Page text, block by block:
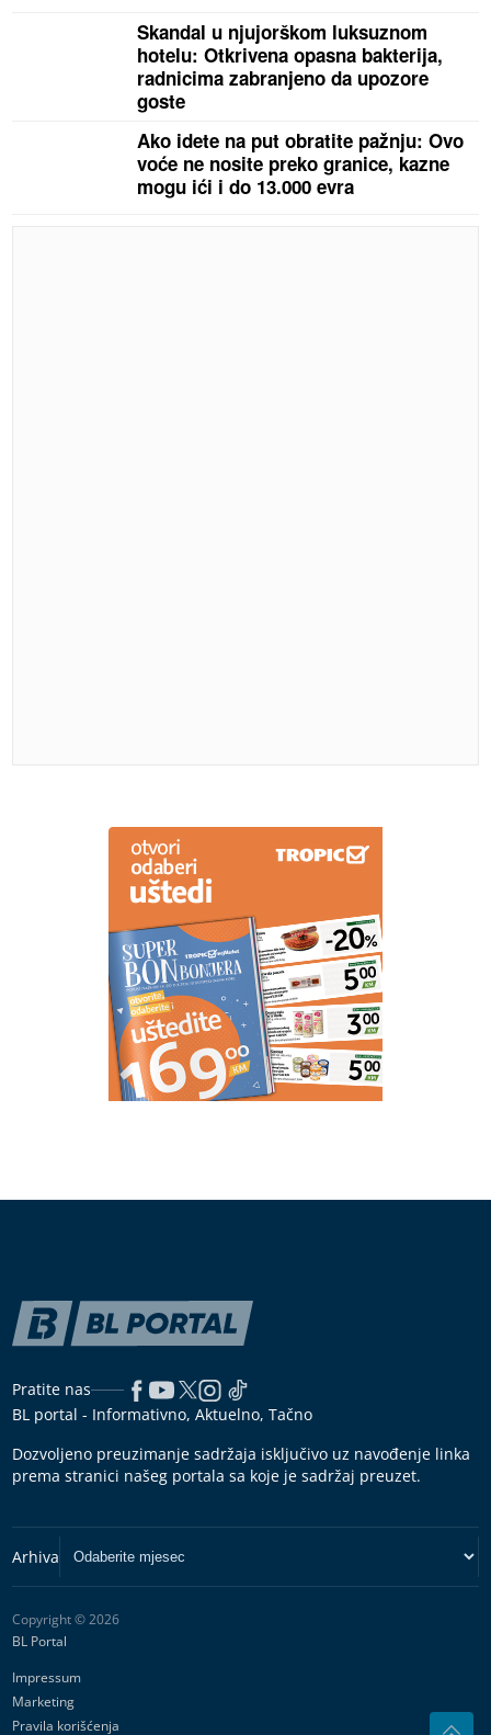
Skandal u njujorškom luksuznom
hotelu: Otkrivena opasna bakterija,
radnicima zabranjeno da upozore
goste
Ako idete na put obratite pažnju: Ovo
voće ne nosite preko granice, kazne
mogu ići i do 13.000 evra
Pratite nas
BL portal - Informativno, Aktuelno, Tačno
Dozvoljeno preuzimanje sadržaja isključivo uz navođenje linka
prema stranici našeg portala sa koje je sadržaj preuzet.
Copyright © 2026
BL Portal
Impressum
Marketing
Pravila korišćenja